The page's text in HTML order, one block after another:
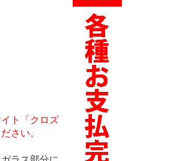
ト「クロズ
さい。